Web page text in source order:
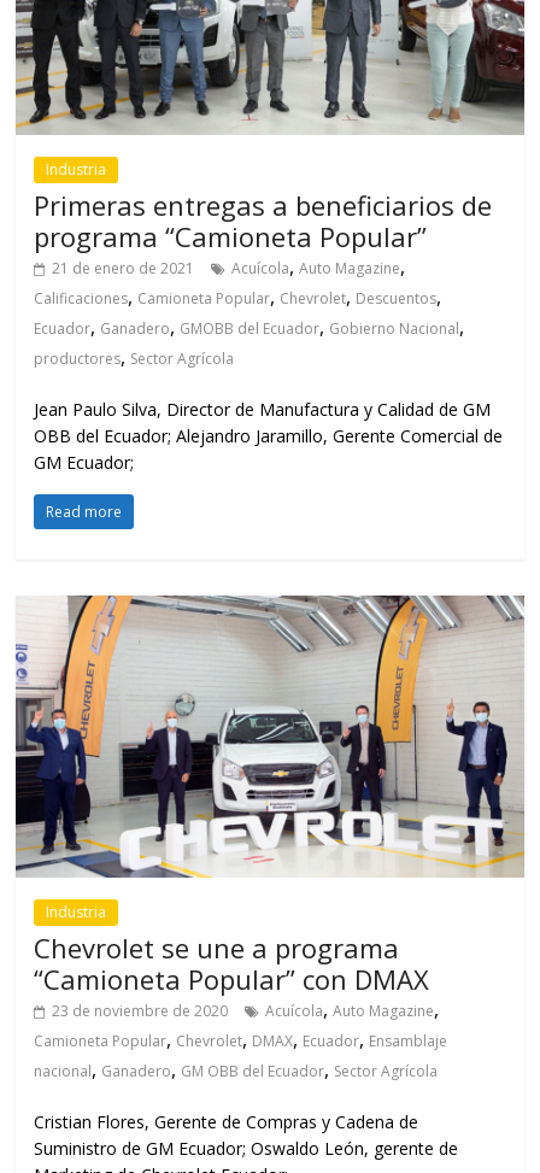
Industria
Primeras entregas a beneficiarios de
programa “Camioneta Popular”
21 de enero de 2021 Acuícola,Auto Magazine,
Calificaciones, Camioneta Popular, Chevrolet, Descuentos,
Ecuador, Ganadero, GMOBB del Ecuador, Gobierno Nacional,
productores, Sector Agrícola
Jean Paulo Silva, Director de Manufactura y Calidad de GM
OBB del Ecuador; Alejandro Jaramillo, Gerente Comercial de
GM Ecuador;
Read more
Industria
Chevrolet se une a programa
“Camioneta Popular” con DMAX
23 de noviembre de 2020 Acuícola,Auto Magazine,
Camioneta Popular, Chevrolet, DMAX, Ecuador, Ensamblaje
nacional, Ganadero, GM OBB del Ecuador, Sector Agrícola
Cristian Flores, Gerente de Compras y Cadena de
Suministro de GM Ecuador; Oswaldo León, gerente de